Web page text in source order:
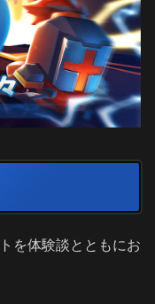
を体験談とともにお